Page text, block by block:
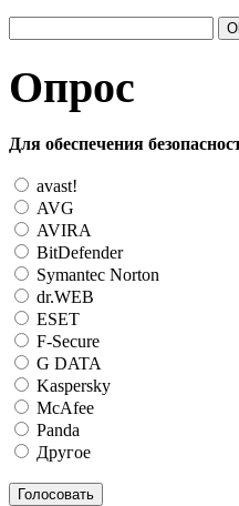
Опрос
Для обеспечения
avast!
AVG
AVIRA
BitDefender
Symantec Norton
dr.WEB
ESET
F-Secure
G DATA
Kaspersky
McAfee
Panda
Другое